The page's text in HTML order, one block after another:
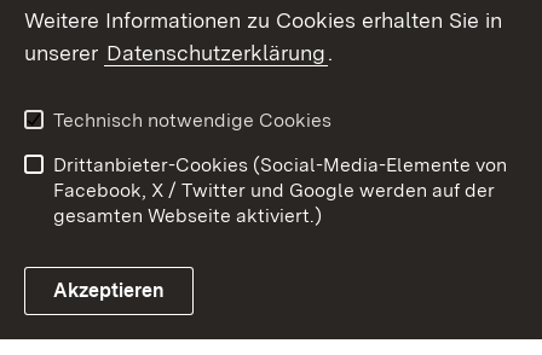
Link zum Landesportal
Barrierefreiheit
Benutzungshinweise
Impressum
Cookies
Weitere Informationen zu Cookies erhalten Sie in
unserer Datenschutzerklärung.
Technisch notwendige Cookies
Drittanbieter-Cookies (Social-Media-Elemente von
Facebook, X / Twitter und Google werden auf der
gesamten Webseite aktiviert.)
Akzeptieren